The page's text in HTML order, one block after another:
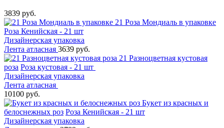
3839 руб.
21 Роза Мондиаль в упаковке
Роза Кенийская - 21 шт
Дизайнерская упаковка
Лента атласная 3639 руб.
21 Разноцветная кустовая
роза Роза кустовая - 21 шт
Дизайнерская упаковка
Лента атласная
10100 руб.
Букет из красных и
белоснежных роз Роза Кенийская - 21 шт
Дизайнерская упаковка